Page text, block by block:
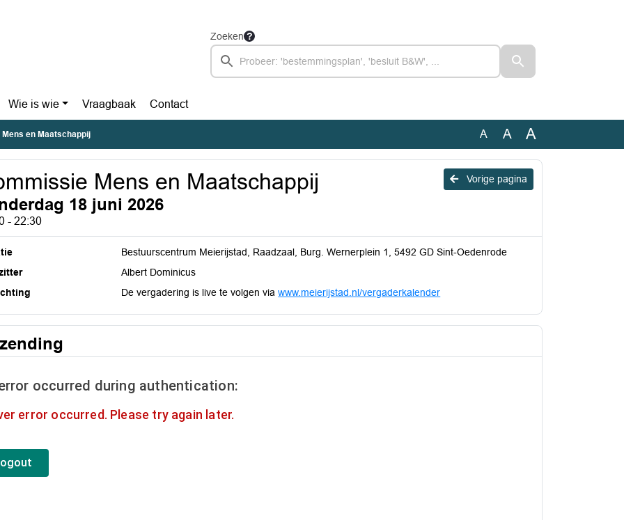
Zoeken
Wie is wie Vraagbaak Contact
en Maatschappij A A A
Vorige pagina
Mens en Maatschappij
18 juni 2026
- 22:30
Bestuurscentrum Meierijstad, Raadzaal, Burg. Wernerplein 1, 5492 GD Sint-Oedenrode
Albert Dominicus
De vergadering is live te volgen viawww.meierijstad.nl/vergaderkalender